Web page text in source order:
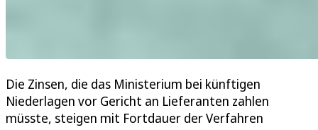
Die Zinsen, die das Ministerium bei künftigen
Niederlagen vor Gericht an Lieferanten zahlen
müsste, steigen mit Fortdauer der Verfahren